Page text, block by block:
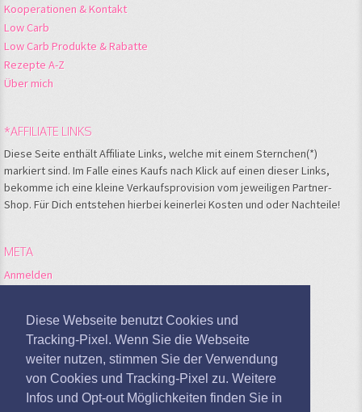
Diese Webseite benutzt Cookies und
Tracking-Pixel. Wenn Sie die Webseite
weiter nutzen, stimmen Sie der Verwendung
von Cookies und Tracking-Pixel zu. Weitere
Infos und Opt-out Möglichkeiten finden Sie in
Kooperationen & Kontakt
Low Carb
Low Carb Produkte & Rabatte
Rezepte A-Z
Über mich
*AFFILIATE LINKS
Diese Seite enthält Affiliate Links, welche mit einem Sternchen(*)
markiert sind. Im Falle eines Kaufs nach Klick auf einen dieser Links,
bekomme ich eine kleine Verkaufsprovision vom jeweiligen Partner-
Shop. Für Dich entstehen hierbei keinerlei Kosten und oder Nachteile!
META
Anmelden
Kommentare-Feed
Google Analytics deaktivieren